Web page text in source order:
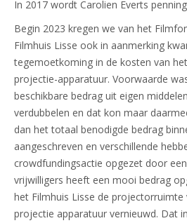
In 2017 wordt Carolien Everts
Begin 2023 kregen we van het
Filmhuis Lisse ook in aanmerking
tegemoetkoming in de kosten van
projectie-apparatuur. Voorwaarde
beschikbare bedrag uit eigen
verdubbelen en dat kon maar
dan het totaal benodigde bedrag
aangeschreven en verschillende
crowdfundingsactie opgezet door
vrijwilligers heeft een mooi bedrag
het Filmhuis Lisse de projectorruimte
projectie apparatuur vernieuwd. Dat